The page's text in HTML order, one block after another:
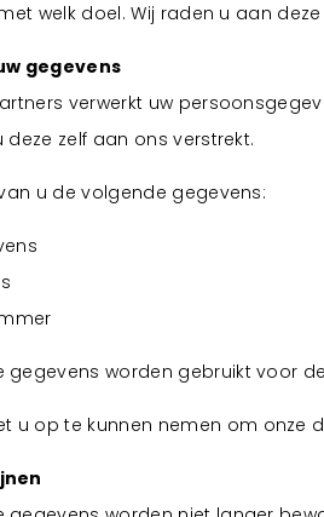
Automotive
Utiliteitsbouw
Over ons
Contact
welk doel. Wij raden u aan
gegevens
verwerkt uw
zelf aan ons verstrekt.
u de volgende gegevens:
gegevens worden gebruikt voor
u op te kunnen nemen om onze